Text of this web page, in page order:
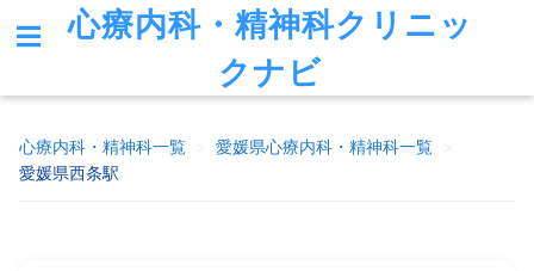
心療内科・精神科クリニッ
クナビ
心療内科・精神科一覧 愛媛県心療内科・精神科一覧
愛媛県西条駅